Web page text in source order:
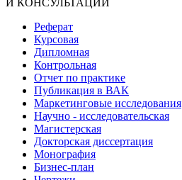
Реферат
Курсовая
Дипломная
Контрольная
Отчет по практике
Публикация в ВАК
Маркетинговые исследования
Научно - исследовательская
Магистерская
Докторская диссертация
Монография
Бизнес-план